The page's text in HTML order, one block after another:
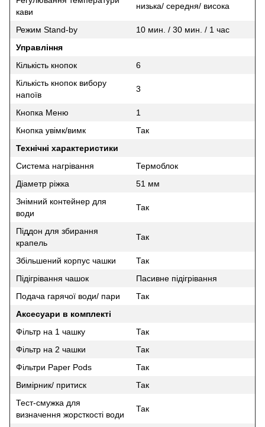
кави
низька/ середня/ висока
Режим Stand-by
10 мин. / 30 мин. / 1 час
Управління
Кількість кнопок
6
Кількість кнопок вибору
напоїв
3
Кнопка Меню
1
Кнопка увімк/вимк
Так
Технічні характеристики
Система нагрівання
Термоблок
Діаметр ріжка
51 мм
Знімний контейнер для
води
Так
Піддон для збирання
крапель
Так
Збільшений корпус чашки
Так
Підігрівання чашок
Пасивне підігрівання
Подача гарячої води/ пари
Так
Аксесуари в комплекті
Фільтр на 1 чашку
Так
Фільтр на 2 чашки
Так
Фільтри Paper Pods
Так
Вимірник/ притиск
Так
Тест-смужка для
визначення жорсткості води
Так